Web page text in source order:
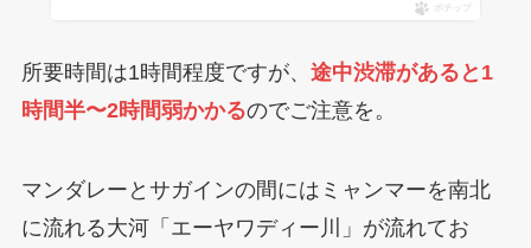
ポチップ
所要時間は1時間程度ですが、 途中渋滞があると1
時間半〜2時間弱かかるのでご注意を。
マンダレーとサガインの間にはミャンマーを南北
に流れる大河「エーヤワディー川」が流れてお